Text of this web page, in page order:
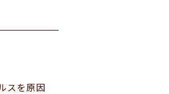
スを原因